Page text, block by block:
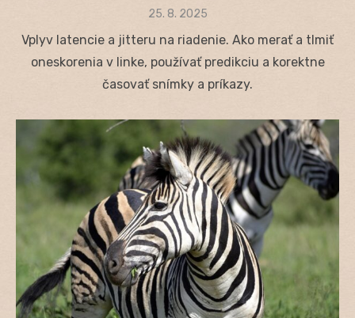
Posted
25. 8. 2025
Vplyv latencie a jitteru na riadenie. Ako merať a tlmiť
oneskorenia v linke, používať predikciu a korektne
časovať snímky a príkazy.